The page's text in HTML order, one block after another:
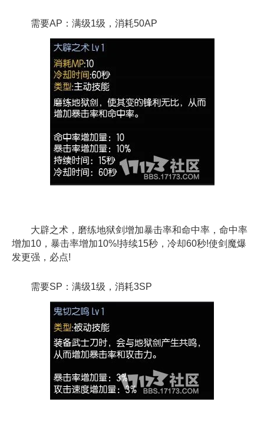
需要AP：满级1级，消耗50AP
大辟之术，磨练地狱剑增加暴击率和命中率，命中率
增加10，暴击率增加10%!持续15秒，冷却60秒!使剑魔爆
发更强，必点!
需要SP：满级1级，消耗3SP